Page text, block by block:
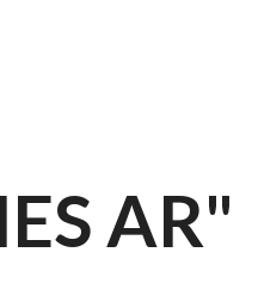
AR"